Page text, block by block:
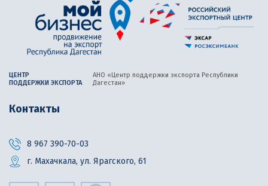
ЦЕНТР
ПОДДЕРЖКИ ЭКСПОРТА
АНО «Центр поддержки экспорта Республики
Дагестан»
Контакты
8 967 390-70-03
г. Махачкала, ул. Ярагского, 61